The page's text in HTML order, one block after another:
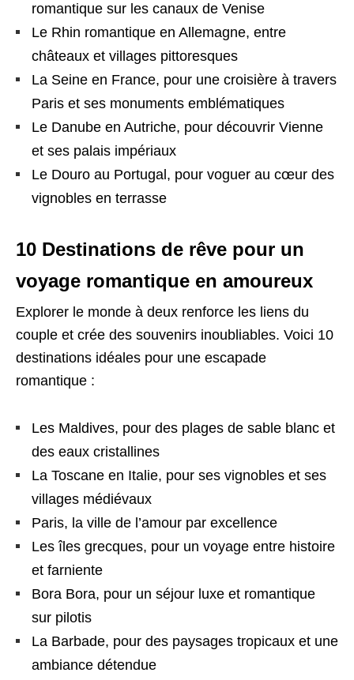
romantique sur les canaux de Venise
Le Rhin romantique en Allemagne, entre
châteaux et villages pittoresques
La Seine en France, pour une croisière à travers
Paris et ses monuments emblématiques
Le Danube en Autriche, pour découvrir Vienne
et ses palais impériaux
Le Douro au Portugal, pour voguer au cœur des
vignobles en terrasse
10 Destinations de rêve pour un
voyage romantique en amoureux
Explorer le monde à deux renforce les liens du
couple et crée des souvenirs inoubliables. Voici 10
destinations idéales pour une escapade
romantique :
Les Maldives, pour des plages de sable blanc et
des eaux cristallines
La Toscane en Italie, pour ses vignobles et ses
villages médiévaux
Paris, la ville de l’amour par excellence
Les îles grecques, pour un voyage entre histoire
et farniente
Bora Bora, pour un séjour luxe et romantique
sur pilotis
La Barbade, pour des paysages tropicaux et une
ambiance détendue